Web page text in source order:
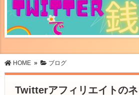
HOME» ブログ
Twitterアフィリエイトの